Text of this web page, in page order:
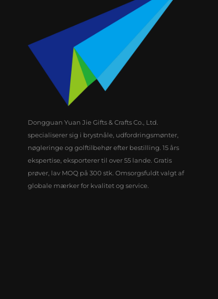
Dongguan Yuan Jie Gifts & Crafts Co., Ltd.
specialiserer sig i brystnåle, udfordringsmønter,
nøgleringe og golftilbehør efter bestilling. 15 års
ekspertise, eksporterer til over 55 lande. Gratis
prøver, lav MOQ på 300 stk. Omsorgsfuldt valgt af
globale mærker for kvalitet og service.